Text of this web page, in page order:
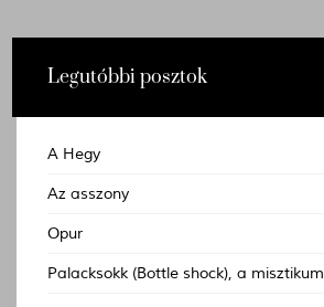
Legutóbbi posztok
A Hegy
Az asszony
Opur
Palacksokk (Bottle shock), a misztikum